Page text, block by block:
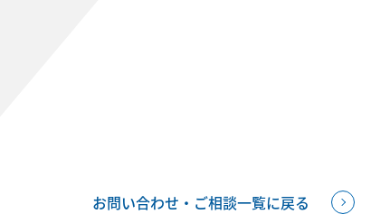
お問い合わせ・ご相談一覧に戻る